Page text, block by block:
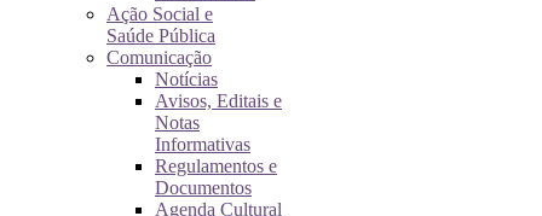
Ação Social e
Saúde Pública
Comunicação
Notícias
Avisos, Editais e
Notas
Informativas
Regulamentos e
Documentos
Agenda Cultural